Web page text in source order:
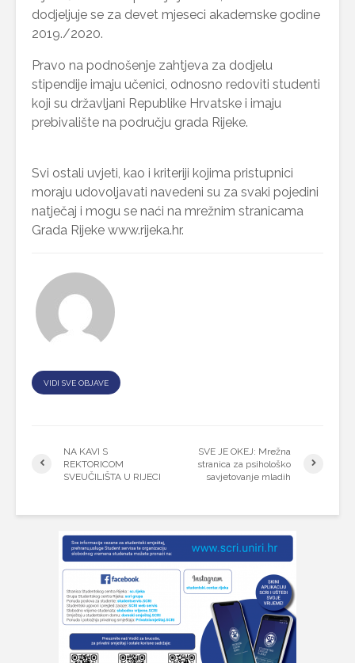
dodjeljuje se za devet mjeseci akademske godine
2019./2020.
Pravo na podnošenje zahtjeva za dodjelu
stipendije imaju učenici, odnosno redoviti studenti
koji su državljani Republike Hrvatske i imaju
prebivalište na području grada Rijeke.
Svi ostali uvjeti, kao i kriteriji kojima pristupnici
moraju udovoljavati navedeni su za svaki pojedini
natječaj i mogu se naći na mrežnim stranicama
Grada Rijeke www.rijeka.hr.
VIDI SVE OBJAVE
NA KAVI S
REKTORICOM
SVEUČILIŠTA U RIJECI
SVE JE OKEJ: Mrežna
stranica za psihološko
savjetovanje mladih